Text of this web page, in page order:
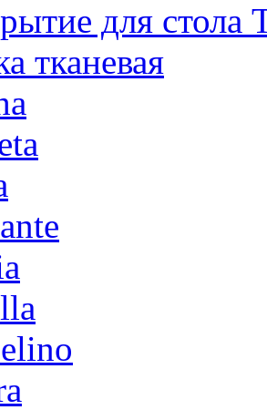
для стола
тканевая